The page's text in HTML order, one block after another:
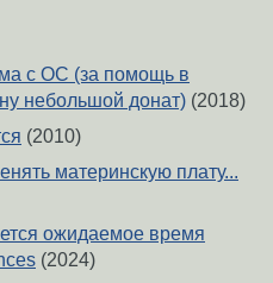
с ОС (за помощь в
небольшой донат) (2018)
(2010)
материнскую плату...
ожидаемое время
(2024)